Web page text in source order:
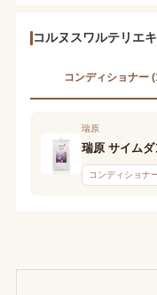
コルヌスワルテリエ
コンディショナー
瑞原
コンディショナ